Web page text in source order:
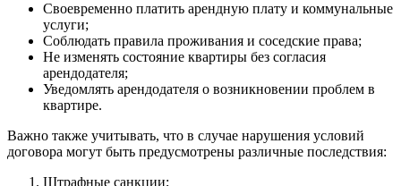
Своевременно платить арендную плату и коммунальные
услуги;
Соблюдать правила проживания и соседские права;
Не изменять состояние квартиры без согласия
арендодателя;
Уведомлять арендодателя о возникновении проблем в
квартире.
Важно также учитывать, что в случае нарушения условий
договора могут быть предусмотрены различные последствия:
Штрафные санкции;